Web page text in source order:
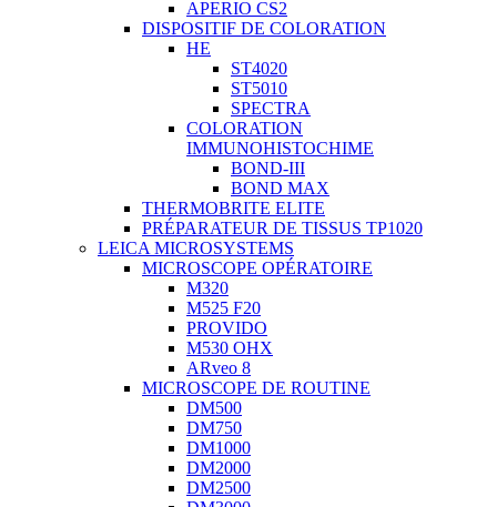
APERIO CS2
DISPOSITIF DE COLORATION
HE
ST4020
ST5010
SPECTRA
COLORATION
IMMUNOHISTOCHIME
BOND-III
BOND MAX
THERMOBRITE ELITE
PRÉPARATEUR DE TISSUS TP1020
LEICA MICROSYSTEMS
MICROSCOPE OPÉRATOIRE
M320
M525 F20
PROVIDO
M530 OHX
ARveo 8
MICROSCOPE DE ROUTINE
DM500
DM750
DM1000
DM2000
DM2500